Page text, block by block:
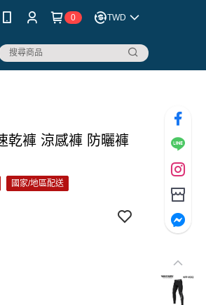
0 TWD
乾褲 涼感褲 防曬褲
國家/地區配送